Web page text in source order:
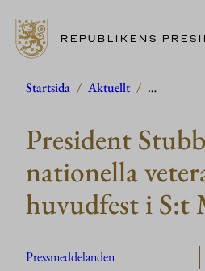
Hoppa
innehåll
REPUBLIKENS
Startsida / Aktuellt / …
President
nationella
huvudfest i S:t
Pressmeddelanden